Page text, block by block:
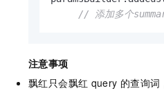
// 添加多个
注意事项
飘红只会飘红 query 的查询词